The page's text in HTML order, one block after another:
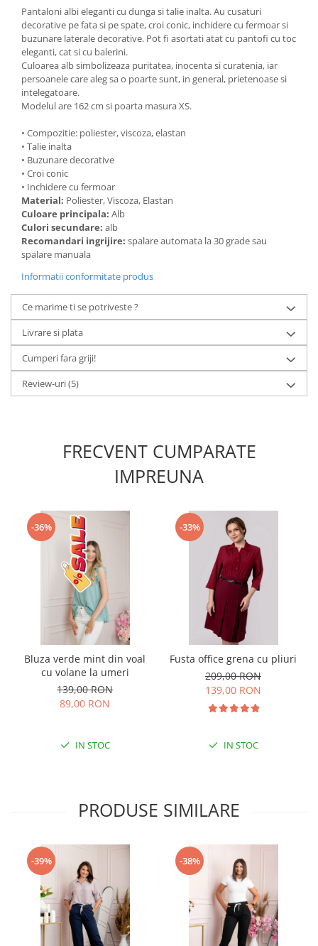
Pantaloni albi eleganti cu dunga si talie inalta. Au cusaturi
decorative pe fata si pe spate, croi conic, inchidere cu fermoar si
buzunare laterale decorative. Pot fi asortati atat cu pantofi cu toc
eleganti, cat si cu balerini.
Culoarea alb simbolizeaza puritatea, inocenta si curatenia, iar
persoanele care aleg sa o poarte sunt, in general, prietenoase si
intelegatoare.
Modelul are 162 cm si poarta masura XS.
• Compozitie: poliester, viscoza, elastan
• Talie inalta
• Buzunare decorative
• Croi conic
• Inchidere cu fermoar
Material: Poliester, Viscoza, Elastan
Culoare principala: Alb
Culori secundare: alb
Recomandari ingrijire: spalare automata la 30 grade sau
spalare manuala
Informatii conformitate produs
Ce marime ti se potriveste ?
Livrare si plata
Cumperi fara griji!
Review-uri(5)
FRECVENT CUMPARATE
IMPREUNA
-36%
Bluza verde mint din voal
cu volane la umeri
139,00 RON
89,00 RON
IN STOC
-33%
Fusta office grena cu pliuri
209,00 RON
139,00 RON
IN STOC
PRODUSE SIMILARE
-39% -38%